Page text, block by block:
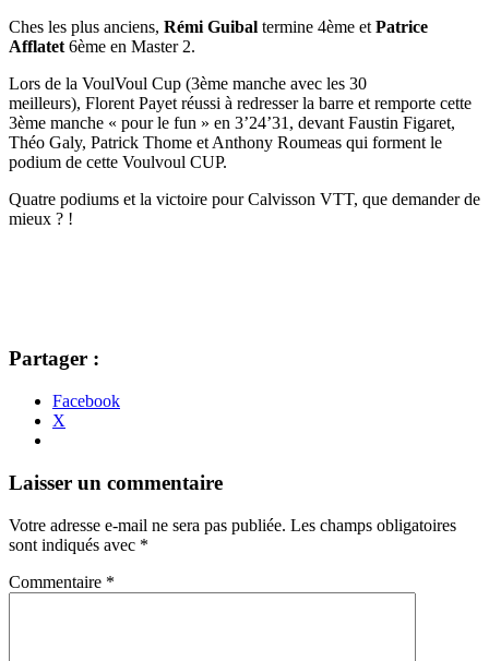
Ches les plus anciens, Rémi Guibal termine 4ème et Patrice
Afflatet 6ème en Master 2.
Lors de la VoulVoul Cup (3ème manche avec les 30
meilleurs), Florent Payet réussi à redresser la barre et remporte cette
3ème manche « pour le fun » en 3’24’31, devant Faustin Figaret,
Théo Galy, Patrick Thome et Anthony Roumeas qui forment le
podium de cette Voulvoul CUP.
Quatre podiums et la victoire pour Calvisson VTT, que demander de
mieux ? !
Partager :
Facebook
X
Navigation
articles
←
→
Laisser un commentaire
Votre adresse e-mail ne sera pas publiée. Les champs obligatoires
sont indiqués avec *
Commentaire *